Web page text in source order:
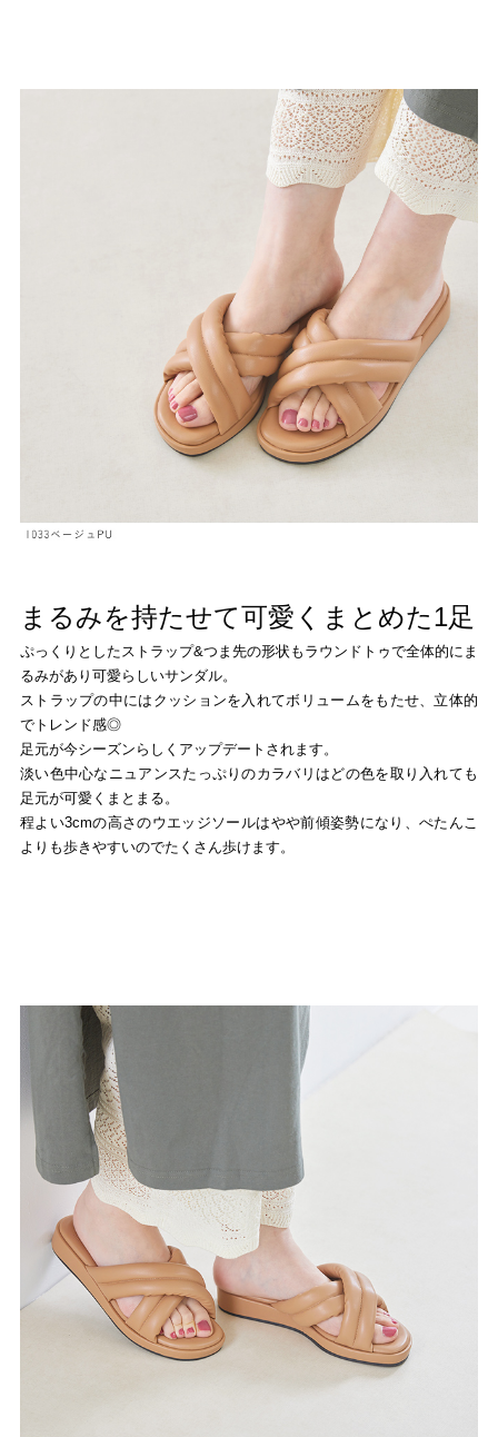
まるみを持たせて可愛くまとめた1足
ぷっくりとしたストラップ&つま先の形状もラウンドトゥで全体的にま
るみがあり可愛らしいサンダル。
ストラップの中にはクッションを入れてボリュームをもたせ、立体的
でトレンド感◎
足元が今シーズンらしくアップデートされます。
淡い色中心なニュアンスたっぷりのカラバリはどの色を取り入れても
足元が可愛くまとまる。
程よい3cmの高さのウエッジソールはやや前傾姿勢になり、ぺたんこ
よりも歩きやすいのでたくさん歩けます。